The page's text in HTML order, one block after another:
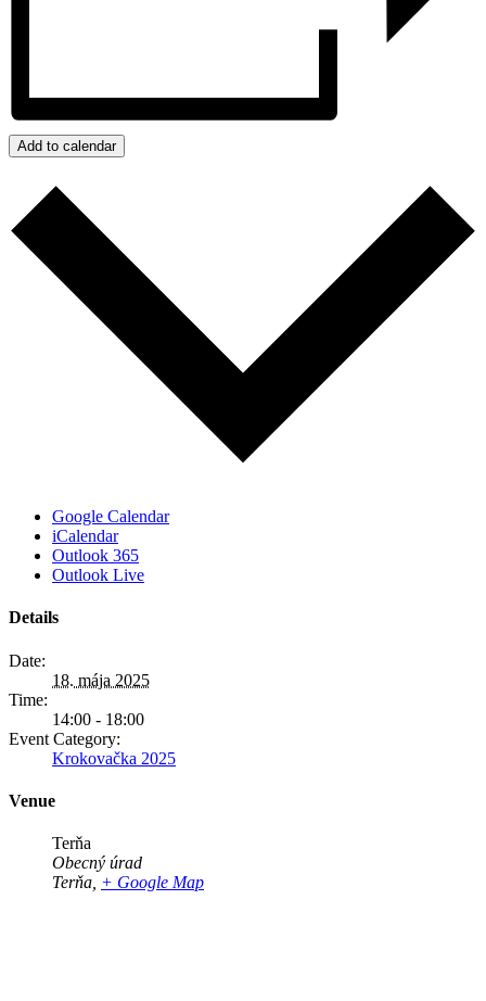
Add to calendar
Google Calendar
iCalendar
Outlook 365
Outlook Live
Details
Date:
18. mája 2025
Time:
14:00 - 18:00
Event Category:
Krokovačka 2025
Venue
Terňa
Obecný úrad
Terňa + Google Map